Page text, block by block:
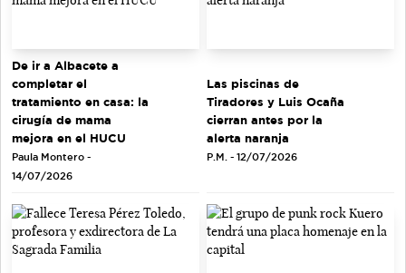
De ir a Albacete a
completar el
tratamiento en casa: la
cirugía de mama
mejora en el HUCU
Paula Montero -
14/07/2026
Las piscinas de
Tiradores y Luis Ocaña
cierran antes por la
alerta naranja
P.M. - 12/07/2026